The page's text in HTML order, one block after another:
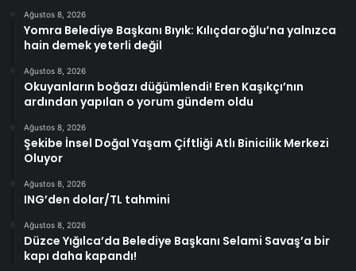
Ağustos 8, 2026
Yomra Belediye Başkanı Bıyık: Kılıçdaroğlu’na yalnızca
hain demek yeterli değil
Ağustos 8, 2026
Okuyanların boğazı düğümlendi! Eren Kaşıkçı’nın
ardından yapılan o yorum gündem oldu
Ağustos 8, 2026
Şekibe İnsel Doğal Yaşam Çiftliği Atlı Binicilik Merkezi
Oluyor
Ağustos 8, 2026
ING’den dolar/TL tahmini
Ağustos 8, 2026
Düzce Yığılca’da Belediye Başkanı Selami Savaş’a bir
kapı daha kapandı!